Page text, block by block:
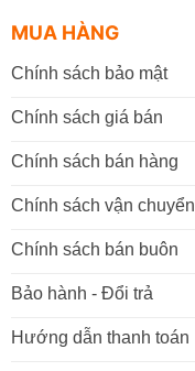
MUA HÀNG
Chính sách bảo mật
Chính sách giá bán
Chính sách bán hàng
Chính sách vận chuyển
Chính sách bán buôn
Bảo hành - Đổi trả
Hướng dẫn thanh toán